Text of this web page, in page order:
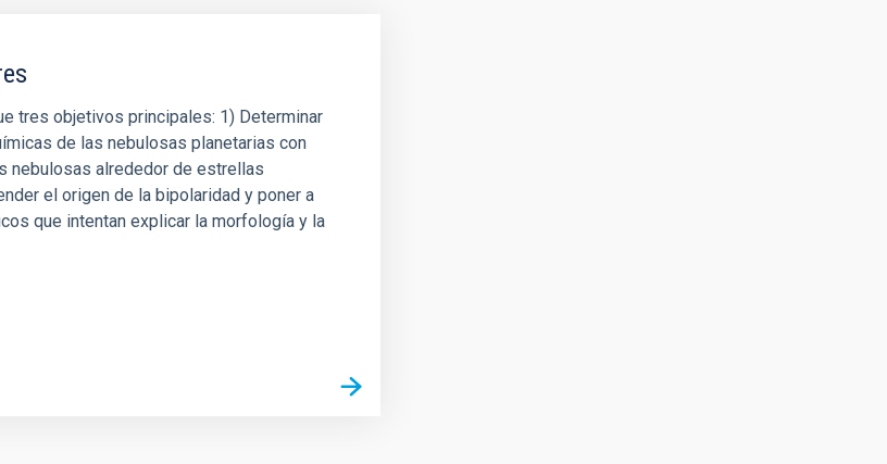
tres objetivos principales: 1) Determinar
de las nebulosas planetarias con
nebulosas alrededor de estrellas
el origen de la bipolaridad y poner a
que intentan explicar la morfología y la